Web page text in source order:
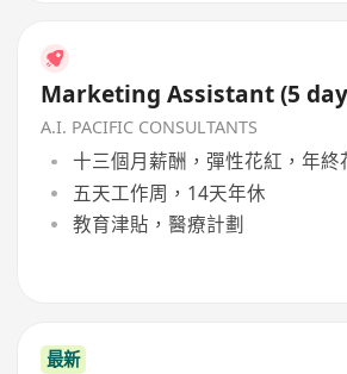
Marketing Assistant (5
A.I. PACIFIC CONSULTANTS
十三個月薪酬，彈性花紅，年終
五天工作周，14天年休
教育津貼，醫療計劃
最新